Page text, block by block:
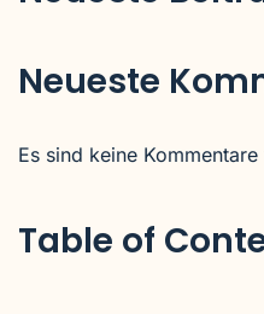
Neueste
Es sind keine
Table of